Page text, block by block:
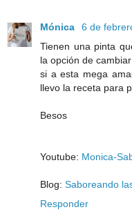
Mónica
6 de
Tienen una pinta
la opción de
si a esta mega
llevo la receta para
Besos
Youtube: Monica-
Blog: Saboreando
Responder